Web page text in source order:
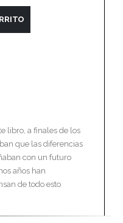
libro, a finales de los
que las diferencias
con un futuro
años han
de todo esto